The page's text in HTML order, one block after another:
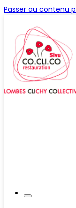
Passer au contenu